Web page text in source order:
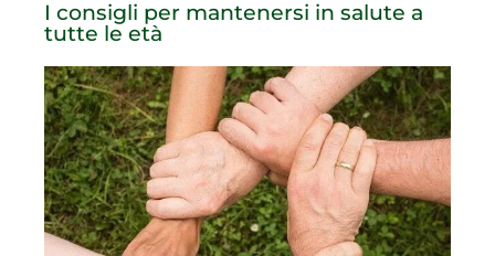
I consigli per mantenersi in salute a
tutte le età